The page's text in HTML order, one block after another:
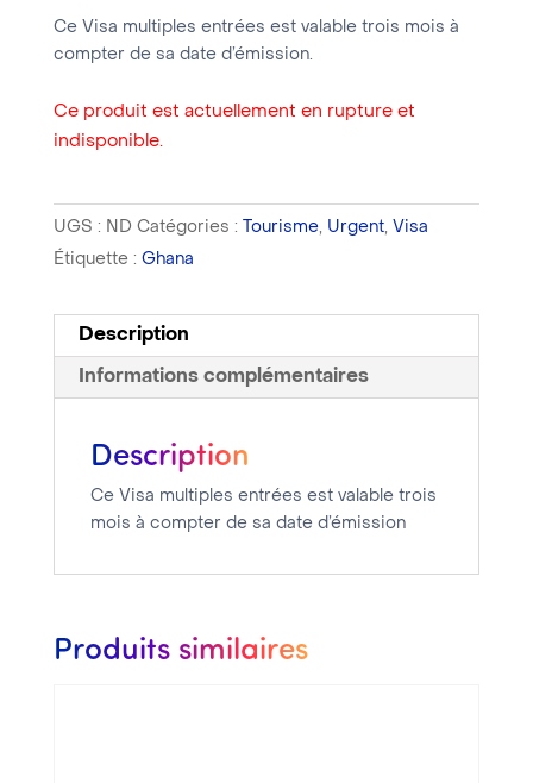
Ce Visa multiples entrées est valable trois mois à
compter de sa date d’émission.
Ce produit est actuellement en rupture et
indisponible.
UGS : ND Catégories : Tourisme, Urgent, Visa
Étiquette : Ghana
Description
Informations complémentaires
Description
Ce Visa multiples entrées est valable trois
mois à compter de sa date d’émission
Produits similaires